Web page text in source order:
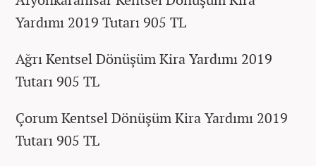
Yardımı 2019 Tutarı 905 TL
Ağrı Kentsel Dönüşüm Kira Yardımı 2019
Tutarı 905 TL
Çorum Kentsel Dönüşüm Kira Yardımı 2019
Tutarı 905 TL